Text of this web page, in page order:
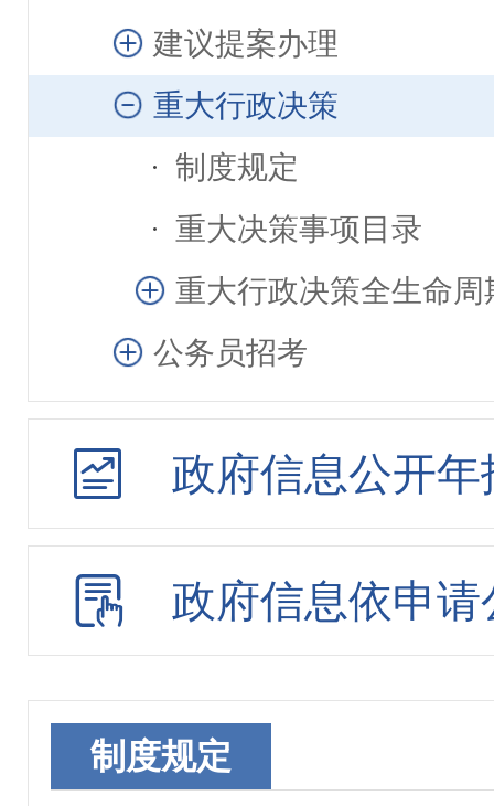
建议提案办理
重大行政决策
制度规定
重大决策事项目录
重大行政决策全生命周
公务员招考
政府信息公开年
政府信息依申请
制度规定